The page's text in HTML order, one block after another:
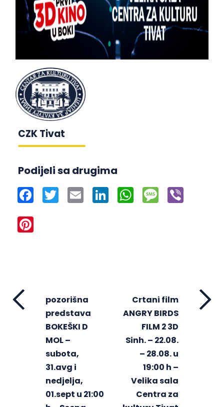
CZK Tivat
Podijeli sa drugima
Facebook
Twitter Email LinkedInWhatsApp
Message
pozorišna
predstava
BOKEŠKI D
MOL –
subota,
31.avg i
nedjelja,
01.sept u 21:00
Crtani film
ANGRY BIRDS
FILM 2 3D
Sinh. – 22.08.
– 28.08. u
19:00 h –
Velika sala
Centra za